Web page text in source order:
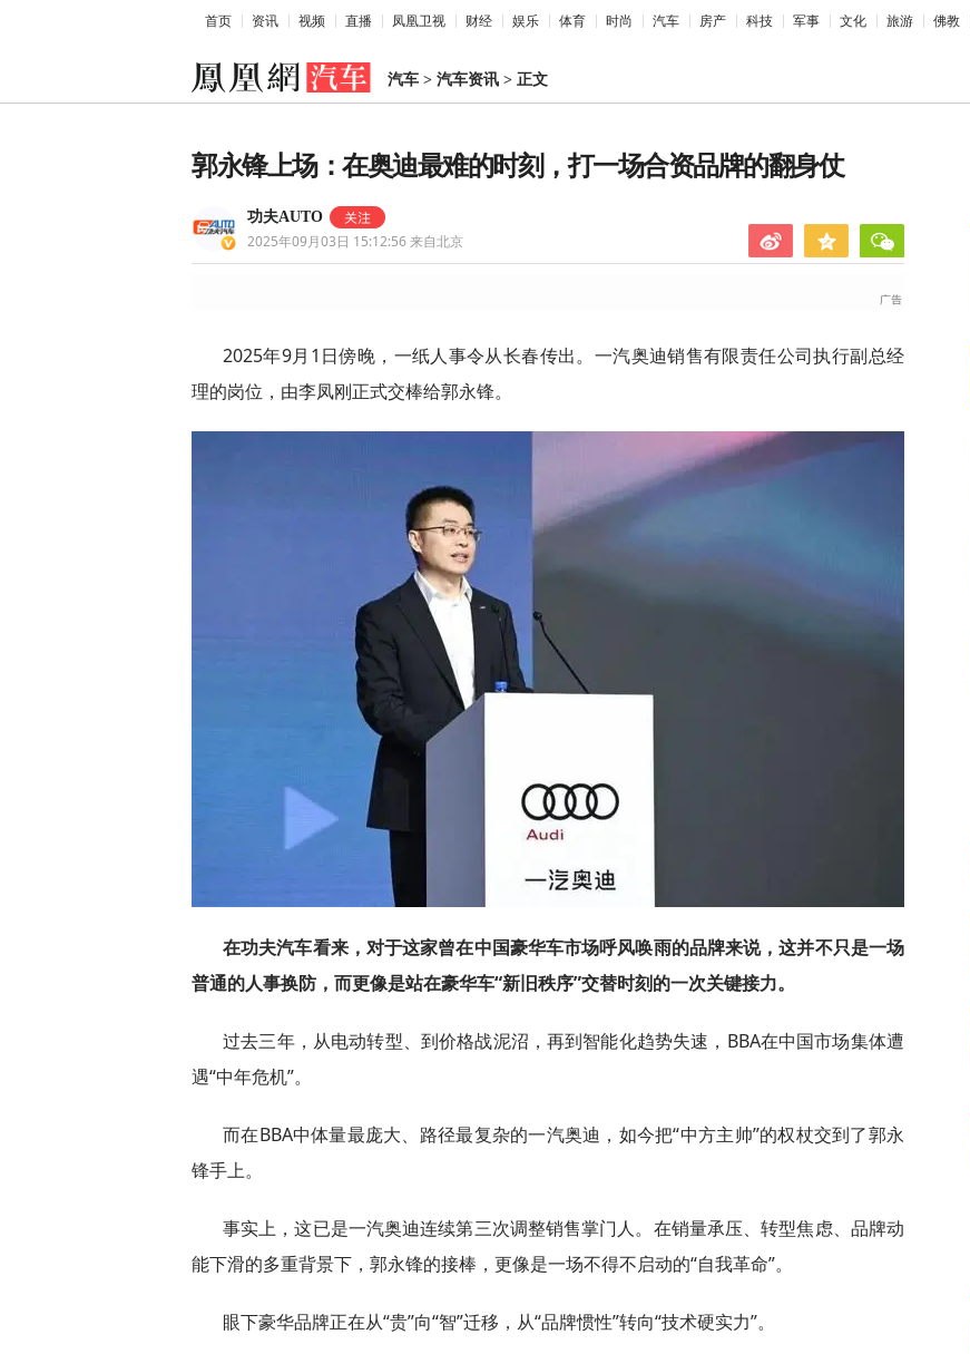
首页 资讯 视频 直播 凤凰卫视 财经 娱乐 体育 时尚 汽车 房产 科技 军事 文化 旅游 佛教
汽车 > 汽车资讯 > 正文
郭永锋上场：在奥迪最难的时刻，打一场合资品牌的翻身仗
功夫AUTO
2025年09月03日 15:12:56来自北京
2025年9月1日傍晚，一纸人事令从长春传出。一汽奥迪销售有限责任公司执行副总经
理的岗位，由李凤刚正式交棒给郭永锋。
在功夫汽车看来，对于这家曾在中国豪华车市场呼风唤雨的品牌来说，这并不只是一场
普通的人事换防，而更像是站在豪华车“新旧秩序”交替时刻的一次关键接力。
过去三年，从电动转型、到价格战泥沼，再到智能化趋势失速，BBA在中国市场集体遭
遇“中年危机”。
而在BBA中体量最庞大、路径最复杂的一汽奥迪，如今把“中方主帅”的权杖交到了郭永
锋手上。
事实上，这已是一汽奥迪连续第三次调整销售掌门人。在销量承压、转型焦虑、品牌动
能下滑的多重背景下，郭永锋的接棒，更像是一场不得不启动的“自我革命”。
眼下豪华品牌正在从“贵”向“智”迁移，从“品牌惯性”转向“技术硬实力”。